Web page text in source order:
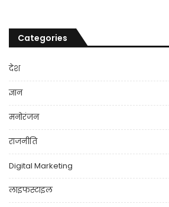
Categories
देश
ज्ञान
मनोरंजन
राजनीति
Digital Marketing
लाइफस्टाइल